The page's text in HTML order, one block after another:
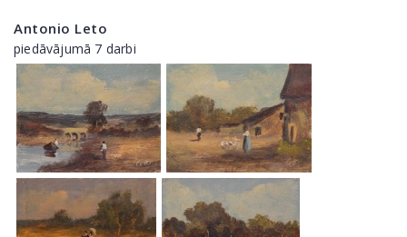
Antonio Leto
piedāvājumā 7 darbi